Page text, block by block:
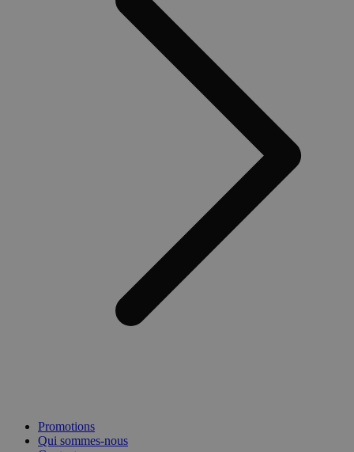
Promotions
Qui sommes-nous